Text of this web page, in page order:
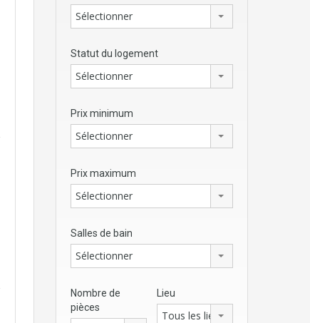
Sélectionner
Statut du logement
Sélectionner
Prix minimum
Sélectionner
Prix maximum
Sélectionner
Salles de bain
Sélectionner
Nombre de
pièces
Lieu
Tous les lieux